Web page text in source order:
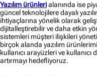
Yazılım ürünlerialanında ise
güncel teknolojilere dayalı
ihtiyaçlarına yönelik olarak
dijitalleştirebilir ve daha etkin
sistemleri müşteri ilişkileri
birçok alanda yazılım
kullanıcı arayüzleri ve
artırmayı hedefliyoruz.